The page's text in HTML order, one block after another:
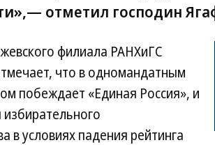
отметил господин
филиала РАНХиГС
что в одномандатным
побеждает «Единая Россия», и
в условиях падения рейтинга